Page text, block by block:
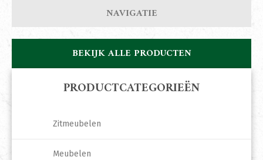
NAVIGATIE
BEKIJK ALLE PRODUCTEN
PRODUCTCATEGORIEËN
Zitmeubelen
Meubelen